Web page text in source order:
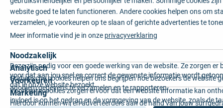
website goed te laten functioneren. Andere cookies helpen ons om
verzamelen, je voorkeuren op te slaan of gerichte advertenties te
Meer informatie vind je in onze privacyverklaring
Noodzakelijk
Deze zijn nodig voor een goede werking van de website. Ze zorgen er
voor dat aan jou snel en correct de gewenste informatie wordt
dat je onze website bezoekt.
Analytisch
Statistische cookies helpen ons begrijpen hoe bezoekers de website
anoniem gegevens te verzamelen en te rapporteren.
Voorkeuren
Voorkeurscookies zorgen ervoor dat een website informatie kan
invloed is op het gedrag en de vormgeving van de website, zoals de
Marketing
Hierdoor kunnen wij en adverteerders aan de hand van jouw